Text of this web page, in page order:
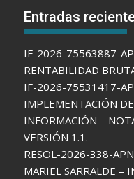
Entradas
IF-2026-75563887-
RENTABILIDAD
IF-2026-75531417-
IMPLEMENTACIÓN
INFORMACIÓN –
VERSIÓN 1.1.
RESOL-2026-338-
MARIEL SARRALDE –